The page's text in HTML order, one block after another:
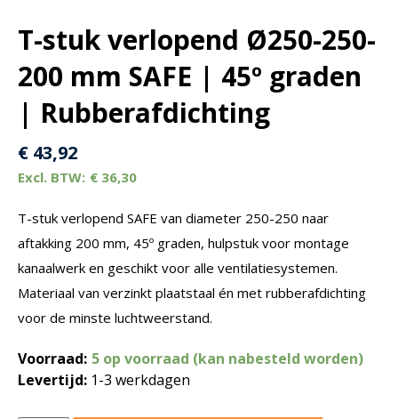
T-stuk verlopend Ø250-250-
200 mm SAFE | 45º graden
| Rubberafdichting
€ 43,92
€ 36,30
T-stuk verlopend SAFE van diameter 250-250 naar
aftakking 200 mm, 45º graden, hulpstuk voor montage
kanaalwerk en geschikt voor alle ventilatiesystemen.
Materiaal van verzinkt plaatstaal én met rubberafdichting
voor de minste luchtweerstand.
Voorraad: 5 op voorraad (kan nabesteld worden)
Levertijd: 1-3 werkdagen